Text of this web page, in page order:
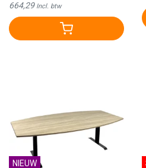
664,29 Incl. btw
NIEUW